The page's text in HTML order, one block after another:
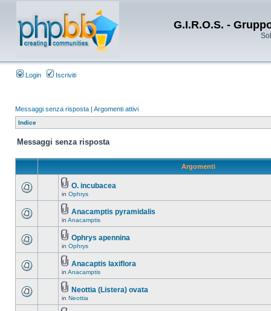
G.I.R.O.S. -
Login Iscriviti
Messaggi senza risposta | Argomenti attivi
Indice
Messaggi senza risposta
Argomenti
O. incubacea
in Ophrys
Anacamptis pyramidalis
in Anacamptis
Ophrys apennina
in Ophrys
Anacaptis laxiflora
in Anacamptis
Neottia (Listera) ovata
in Neottia